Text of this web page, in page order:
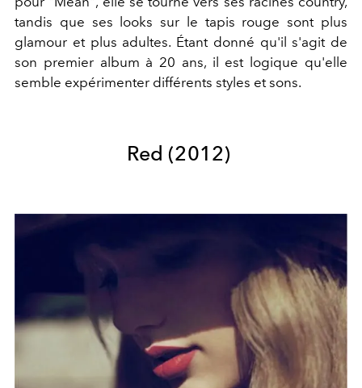
tandis que ses looks sur le tapis rouge sont plus
glamour et plus adultes. Étant donné qu'il s'agit de
son premier album à 20 ans, il est logique qu'elle
semble expérimenter différents styles et sons.
Red (2012)